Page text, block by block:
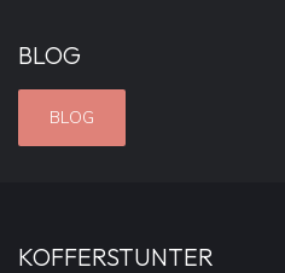
BLOG
BLOG
KOFFERSTUNTER